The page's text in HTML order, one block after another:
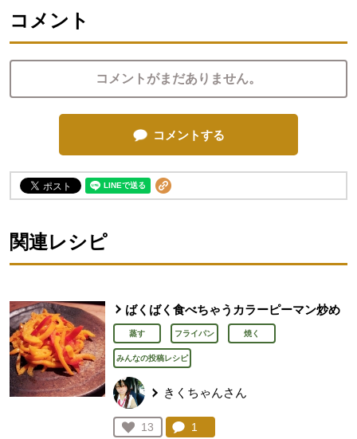
コメント
コメントがまだありません。
コメントする
関連レシピ
ばくばく食べちゃうカラーピーマン炒め
蒸す フライパン 焼く
みんなの投稿レシピ
きくちゃんさん
お気に入り登録：
13
コメント：
1